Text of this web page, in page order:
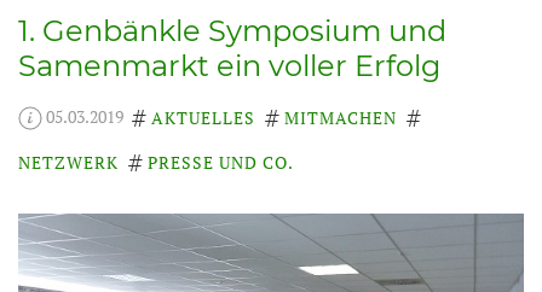
1. Genbänkle Symposium und
Samenmarkt ein voller Erfolg
05.03.2019 AKTUELLES
MITMACHEN
NETZWERK
PRESSE UND CO.